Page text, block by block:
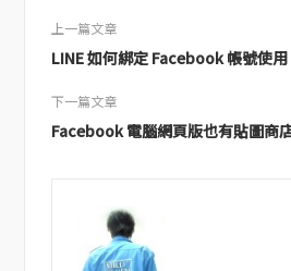
上一篇文章
LINE 如何綁定 Facebook 帳號使用
下一篇文章
Facebook 電腦網頁版也有貼圖商